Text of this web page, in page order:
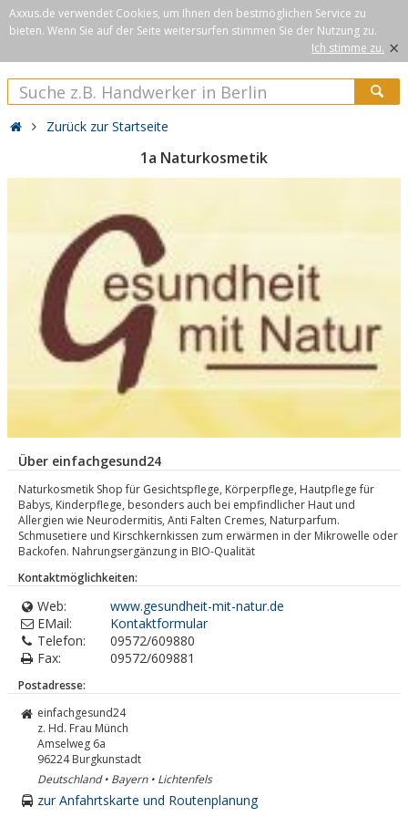
Axxus.de verwendet Cookies, um Ihnen den bestmöglichen Service zu
bieten. Wenn Sie auf der Seite weitersurfen stimmen Sie der Nutzung zu.
Ich stimme zu. ×
Zurück zur Startseite
1a Naturkosmetik
Über einfachgesund24
Naturkosmetik Shop für Gesichtspflege, Körperpflege, Hautpflege für
Babys, Kinderpflege, besonders auch bei empfindlicher Haut und
Allergien wie Neurodermitis, Anti Falten Cremes, Naturparfum.
Schmusetiere und Kirschkernkissen zum erwärmen in der Mikrowelle oder
Backofen. Nahrungsergänzung in BIO-Qualität
Kontaktmöglichkeiten:
Web:
www.gesundheit-mit-natur.de
EMail:
Kontaktformular
Telefon:
09572/609880
Fax:
09572/609881
Postadresse:
einfachgesund24
z. Hd. Frau Münch
Amselweg 6a
96224 Burgkunstadt
Deutschland • Bayern • Lichtenfels
zur Anfahrtskarte und Routenplanung